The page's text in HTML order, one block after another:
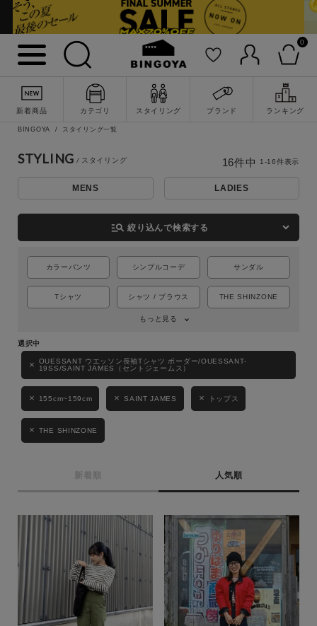
0
新着商品 カテゴリ スタイリング ブランド ランキング
詳細検索
BINGOYA スタイリング一覧
STYLING
MENS LADIES
manage_search 絞り込んで検索する
カラーパンツ シンプルコーデ サンダル
Tシャツ シャツ / ブラウス THE SHINZONE
もっと見る
OUESSANT ウエッソン長袖Tシャツ ボーダー/OUESSANT-
19SS/SAINT JAMES（セントジェームス）
155cm~159cm SAINT JAMES トップス
THE SHINZONE
新着順 人気順
16件中 1-16件表示